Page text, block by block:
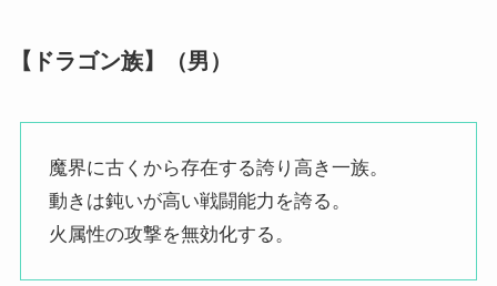
【ドラゴン族】（男）
魔界に古くから存在する誇り高き一族。
動きは鈍いが高い戦闘能力を誇る。
火属性の攻撃を無効化する。